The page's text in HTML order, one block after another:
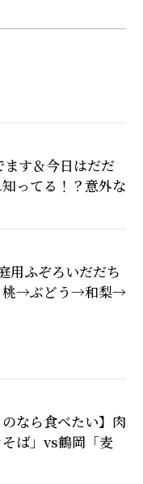
す＆今日はだだ
ってる！？意外な
用ふぞろいだだち
桃→ぶどう→和梨→
のなら食べたい】肉
ば」vs鶴岡「麦